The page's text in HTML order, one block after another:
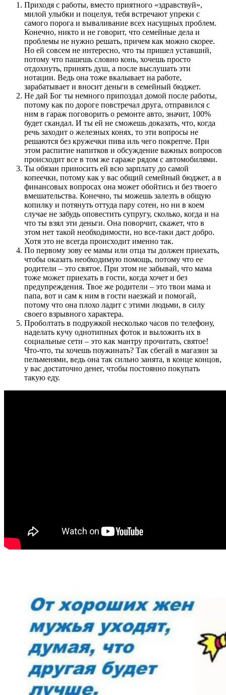
Приходя с работы, вместо приятного «здравствуй»,
милой улыбки и поцелуя, тебя встречают упреки с
самого порога и вываливание всех насущных проблем.
Конечно, никто и не говорит, что семейные дела и
проблемы не нужно решать, причем как можно скорее.
Но ей совсем не интересно, что ты пришел уставший,
потому что пашешь словно конь, хочешь просто
отдохнуть, принять душ, а после выслушать эти
нотации. Ведь она тоже вкалывает на работе,
зарабатывает и вносит деньги в семейный бюджет.
Не дай Бог ты немного припоздал домой после работы,
потому как по дороге повстречал друга, отправился с
ним в гараж поговорить о ремонте авто, значит, 100%
будет скандал. И ты ей не сможешь доказать, что, когда
речь заходит о железных конях, то эти вопросы не
решаются без кружечки пива иль чего покрепче. При
этом распитие напитков и обсуждение важных вопросов
происходит все в том же гараже рядом с автомобилями.
Ты обязан приносить ей всю зарплату до самой
копеечки, потому как у вас общий семейный бюджет, а в
финансовых вопросах она может обойтись и без твоего
вмешательства. Конечно, ты можешь залезть в общую
копилку и потянуть оттуда пару сотен, но ни в коем
случае не забудь оповестить супругу, сколько, когда и на
что ты взял эти деньги. Она поворчит, скажет, что в
этом нет такой необходимости, но все-таки даст добро.
Хотя это не всегда происходит именно так.
По первому зову ее мамы или отца ты должен приехать,
чтобы оказать необходимую помощь, потому что ее
родители – это святое. При этом не забывай, что мама
тоже может приехать в гости, когда хочет и без
предупреждения. Твое же родители – это твои мама и
папа, вот и сам к ним в гости наезжай и помогай,
потому что она плохо ладит с этими людьми, в силу
своего взрывного характера.
Проболтать в подружкой несколько часов по телефону,
наделать кучу однотипных фоток и выложить их в
социальные сети – это как мантру прочитать, святое!
Что-что, ты хочешь поужинать? Так сбегай в магазин за
пельменями, ведь она так сильно занята, в конце концов,
у вас достаточно денег, чтобы постоянно покупать
такую еду.